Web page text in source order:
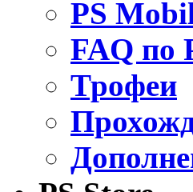
PS
FAQ по
Трофеи